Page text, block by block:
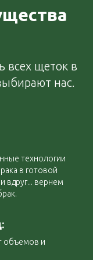
всех щеток в
нас.
технологии
в готовой
вдруг... вернем
объемов и